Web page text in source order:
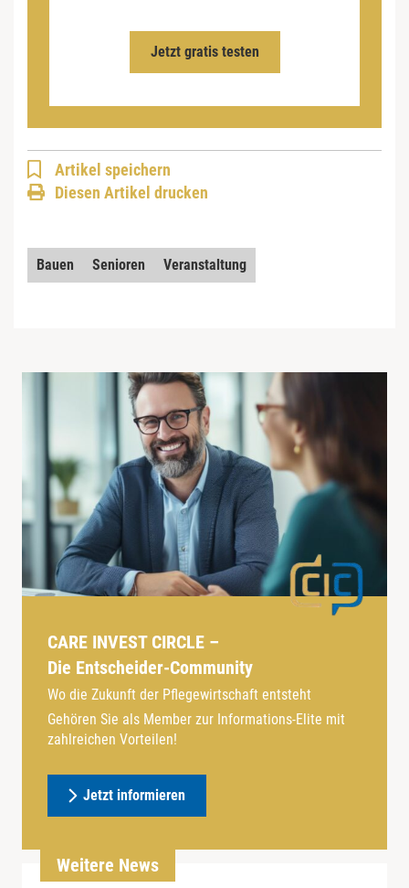
Jetzt gratis testen
Artikel speichern
Diesen Artikel drucken
Bauen Senioren Veranstaltung
CARE INVEST CIRCLE –
Die Entscheider-Community
Wo die Zukunft der Pflegewirtschaft entsteht
Gehören Sie als Member zur Informations-Elite mit
zahlreichen Vorteilen!
Jetzt informieren
Weitere News